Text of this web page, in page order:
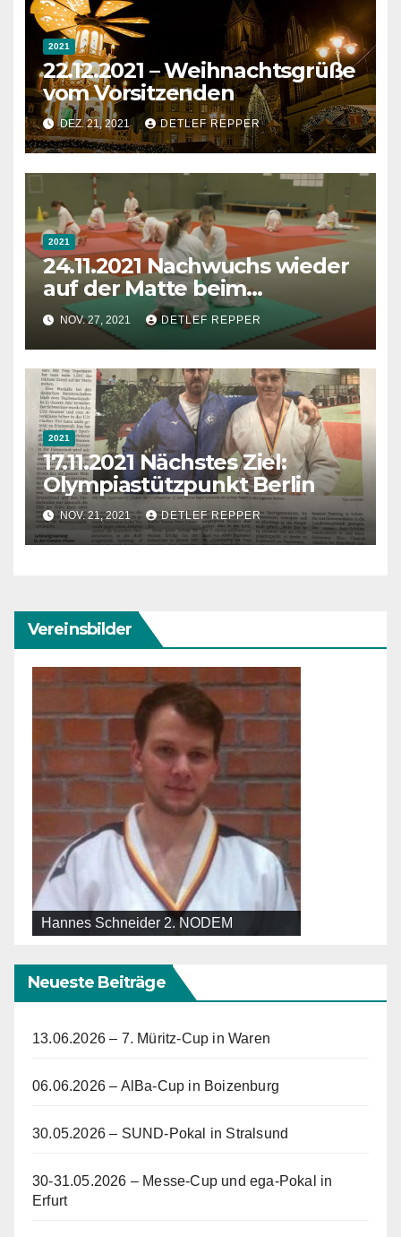
2021
22.12.2021 – Weihnachtsgrüße
vom Vorsitzenden
DEZ. 21, 2021 DETLEF REPPER
2021
24.11.2021 Nachwuchs wieder
auf der Matte beim
1.Schweriner Judoclub –
Beitrag in TV Schwerin
NOV. 27, 2021 DETLEF REPPER
2021
17.11.2021 Nächstes Ziel:
Olympiastützpunkt Berlin
NOV. 21, 2021 DETLEF REPPER
Vereinsbilder
Hannes Schneider 2. NODEM
Neueste Beiträge
13.06.2026 – 7. Müritz-Cup in Waren
06.06.2026 – AlBa-Cup in Boizenburg
30.05.2026 – SUND-Pokal in Stralsund
30-31.05.2026 – Messe-Cup und ega-Pokal in
Erfurt